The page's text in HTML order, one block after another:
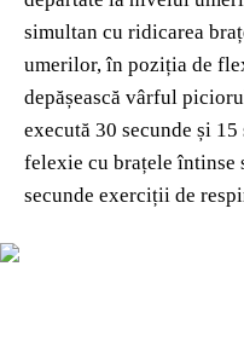
simultan cu ridicarea
umerilor, în poziția de
depășească vârful
execută 30 secunde și
felexie cu brațele întinse
secunde exerciții de